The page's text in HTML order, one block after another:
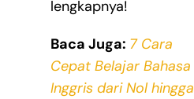
lengkapnya!
Baca Juga: 7 Cara
Cepat Belajar Bahasa
Inggris dari Nol hingga